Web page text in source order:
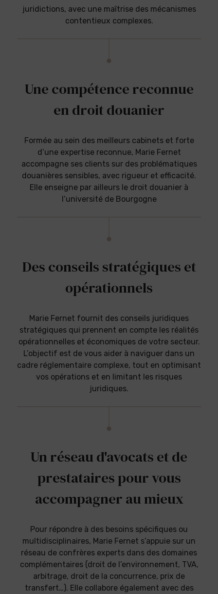
juridictions, avec une maîtrise des mécanismes
contentieux complexes.
Une compétence reconnue
en droit douanier
Formée au sein des meilleurs cabinets et forte
d’une expertise reconnue, Marie Fernet
accompagne ses clients sur des problématiques
douanières sensibles, avec rigueur et efficacité.
Elle enseigne par ailleurs le droit douanier à
l’université de Bourgogne
Des conseils stratégiques et
opérationnels
Marie Fernet fournit des conseils juridiques
stratégiques qui prennent en compte les réalités
opérationnelles et économiques de votre secteur.
L’objectif est de vous aider à naviguer dans un
cadre réglementaire complexe, tout en optimisant
vos opérations et en limitant les risques
juridiques.
Un réseau d'avocats et de
prestataires pour vous
accompagner au mieux
Pour répondre à des besoins spécifiques ou
multidisciplinaires, Marie Fernet s’appuie sur un
réseau de confrères experts dans des domaines
complémentaires (droit de l’environnement, TVA,
arbitrage, droit de la concurrence, prix de
transfert…). Elle collabore également avec des